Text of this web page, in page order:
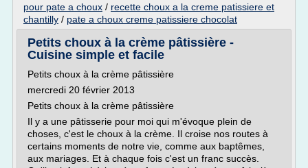
pour pate a choux / recette choux a la creme patissiere et
chantilly / pate a choux creme patissiere chocolat
Petits choux à la crème pâtissière -
Cuisine simple et facile
Petits choux à la crème pâtissière
mercredi 20 février 2013
Petits choux à la crème pâtissière
Il y a une pâtisserie pour moi qui m'évoque plein de
choses, c'est le choux à la crème. Il croise nos routes à
certains moments de notre vie, comme aux baptêmes,
aux mariages. Et à chaque fois c'est un franc succès.